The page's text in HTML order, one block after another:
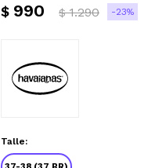
$ 990 $ 1.290 23
Talle: